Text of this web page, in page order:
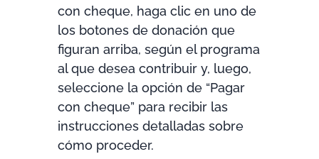
con cheque, haga clic en uno de
los botones de donación que
figuran arriba, según el programa
al que desea contribuir y, luego,
seleccione la opción de “Pagar
con cheque” para recibir las
instrucciones detalladas sobre
cómo proceder.